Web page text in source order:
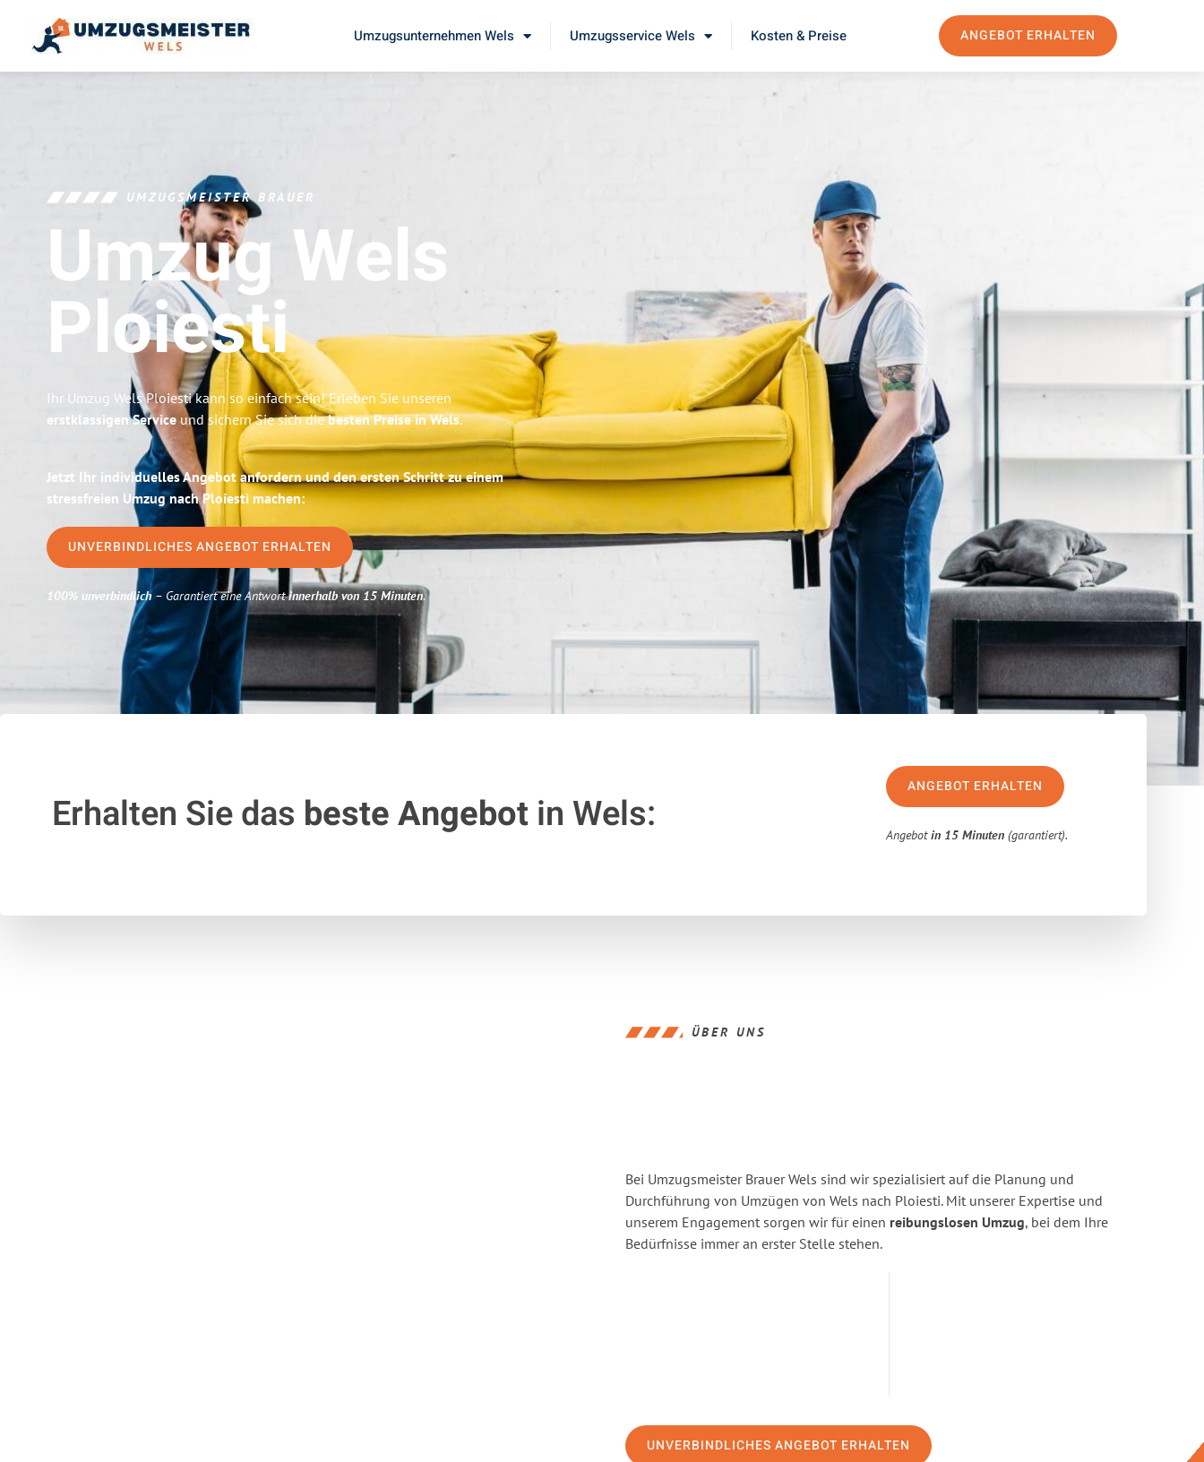
Umzugsunternehmen Wels Umzugsservice Wels Kosten & Preise ANGEBOT ERHALTEN
UMZUGSMEISTER BRAUER
Umzug Wels
Ploiesti
Ihr Umzug Wels Ploiesti kann so einfach sein! Erleben Sie unseren
erstklassigen Service und sichern Sie sich diebesten Preise in Wels.
Jetzt Ihr individuelles Angebot anfordern und den ersten Schritt zu einem
stressfreien Umzug nach Ploiesti machen:
UNVERBINDLICHES ANGEBOT ERHALTEN
100% unverbindlich– Garantiert eine Antwortinnerhalb von 15 Minuten.
Erhalten Sie das beste Angebotin Wels:
ANGEBOT ERHALTEN
Angebotin 15 Minuten (garantiert).
ÜBER UNS
Bei Umzugsmeister Brauer Wels sind wir spezialisiert auf die Planung und
Durchführung von Umzügen von Wels nach Ploiesti. Mit unserer Expertise und
unserem Engagement sorgen wir für einen reibungslosen Umzug, bei dem Ihre
Bedürfnisse immer an erster Stelle stehen.
UNVERBINDLICHES ANGEBOT ERHALTEN